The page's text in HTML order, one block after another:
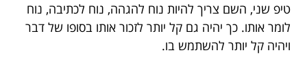
טיפ שני, השם צריך להיות נוח להגהה, נוח לכתיבה, נוח
לומר אותו. כך יהיה גם קל יותר לזכור אותו בסופו של דבר
ויהיה קל יותר להשתמש בו.